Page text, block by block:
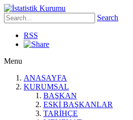
Search
RSS
Menu
ANASAYFA
KURUMSAL
BAŞKAN
ESKİ BAŞKANLAR
TARİHÇE